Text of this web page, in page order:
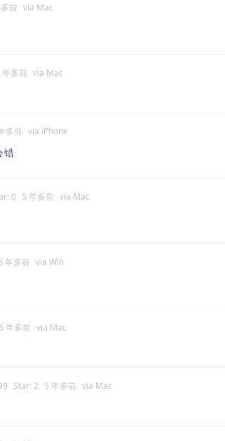
前 via Mac
年多前 via Mac
多前 via iPhone
错
0 5 年多前 via Mac
年多前 via Win
5 年多前 via Mac
Star: 2 5 年多前 via Mac